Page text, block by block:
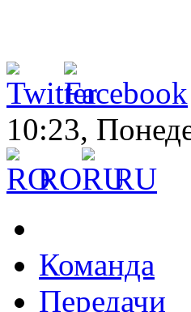
10:23,
RO
RU
Команда
Передачи